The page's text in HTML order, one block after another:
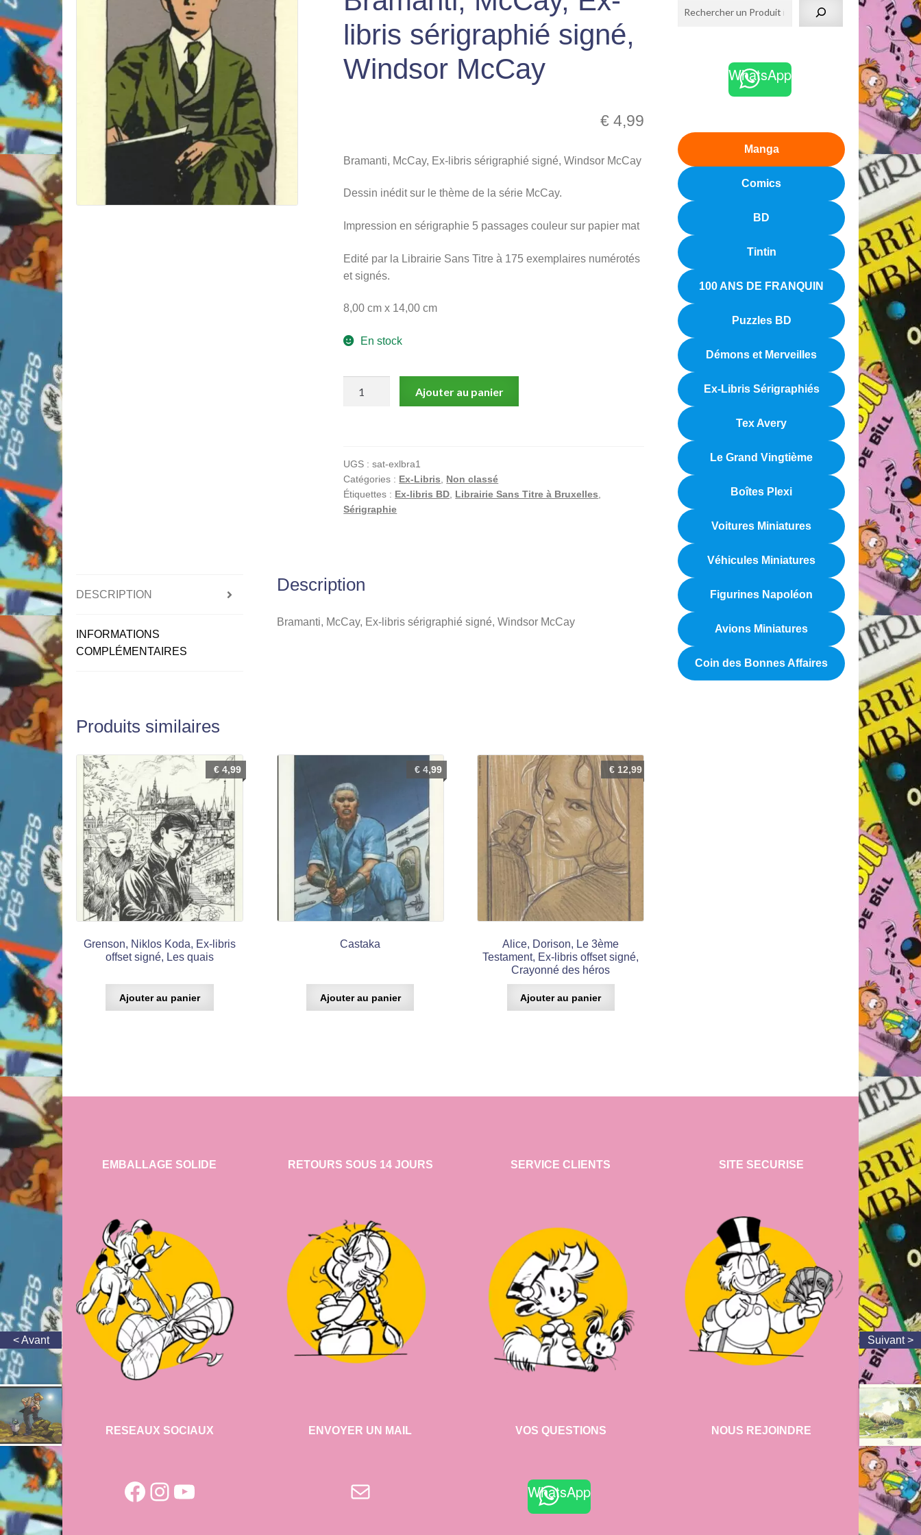
libris sérigraphié signé,
Windsor McCay
€ 4,99
Bramanti, McCay, Ex-libris sérigraphié signé, Windsor McCay
Dessin inédit sur le thème de la série McCay.
Impression en sérigraphie 5 passages couleur sur papier mat
Edité par la Librairie Sans Titre à 175 exemplaires numérotés
et signés.
8,00 cm x 14,00 cm
En stock
libris
sérigraphié
signé,
Ajouter au panier
UGS :sat-exlbra1
Catégories : Ex-Libris, Non classé
Étiquettes : Ex-libris BD, Librairie Sans Titre à Bruxelles,
Sérigraphie
DESCRIPTION
INFORMATIONS
COMPLÉMENTAIRES
Description
Bramanti, McCay, Ex-libris sérigraphié signé, Windsor McCay
Produits similaires
Grenson, Niklos Koda, Ex-libris
offset signé, Les quais
€4,99
Ajouter au panier
Castaka
€4,99
Ajouter au panier
Alice, Dorison, Le 3ème
Testament, Ex-libris offset signé,
Crayonné des héros
€ 12,99
Ajouter au panier
WhatsApp
Manga
Comics
BD
Tintin
100 ANS DE FRANQUIN
Puzzles BD
Démons et Merveilles
Ex-Libris Sérigraphiés
Tex Avery
Le Grand Vingtième
Boîtes Plexi
Voitures Miniatures
Véhicules Miniatures
Figurines Napoléon
Avions Miniatures
Coin des Bonnes Affaires
EMBALLAGE SOLIDE
RESEAUX SOCIAUX
Facebook
Instagram
YouTube
RETOURS SOUS 14 JOURS
ENVOYER UN MAIL
E-mail
SERVICE CLIENTS
VOS QUESTIONS
WhatsApp
SITE SECURISE
NOUS REJOINDRE